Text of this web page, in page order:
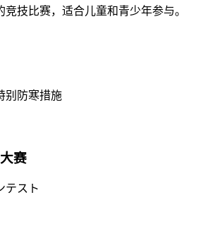
技比赛，适合儿童和青少年参与。
别防寒措施
赛
テスト